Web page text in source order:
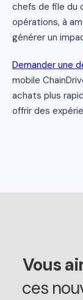
chefs de file du
opérations, à
générer un
Demander une
mobile
achats plus
offrir des
Vous
ces